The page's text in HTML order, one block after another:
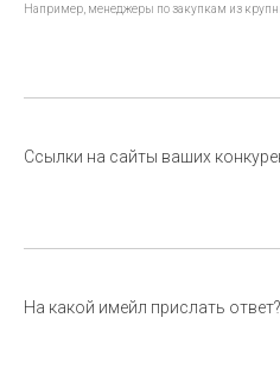
Например, менеджеры по закупкам из
Ссылки на сайты ваших
На какой имейл прислать ответ?